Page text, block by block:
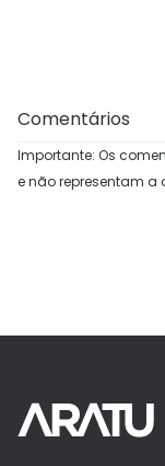
Comentários
Importante: Os
e não representam a